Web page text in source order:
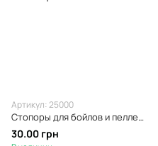
Артикул: 25000
Стопоры для бойлов и пеллета 3,5мм и 7мм Sevi Fishing стопор рыболовный
30.00 грн